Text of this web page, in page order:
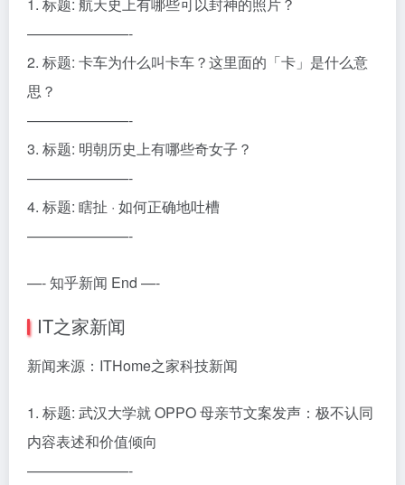
1. 标题: 航天史上有哪些可以封神的照片？
———————-
2. 标题: 卡车为什么叫卡车？这里面的「卡」是什么意
思？
———————-
3. 标题: 明朝历史上有哪些奇女子？
———————-
4. 标题: 瞎扯 · 如何正确地吐槽
———————-
—- 知乎新闻 End —-
IT之家新闻
新闻来源：ITHome之家科技新闻
1. 标题: 武汉大学就 OPPO 母亲节文案发声：极不认同
内容表述和价值倾向
———————-